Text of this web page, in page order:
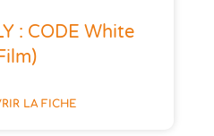
: CODE White
LA FICHE